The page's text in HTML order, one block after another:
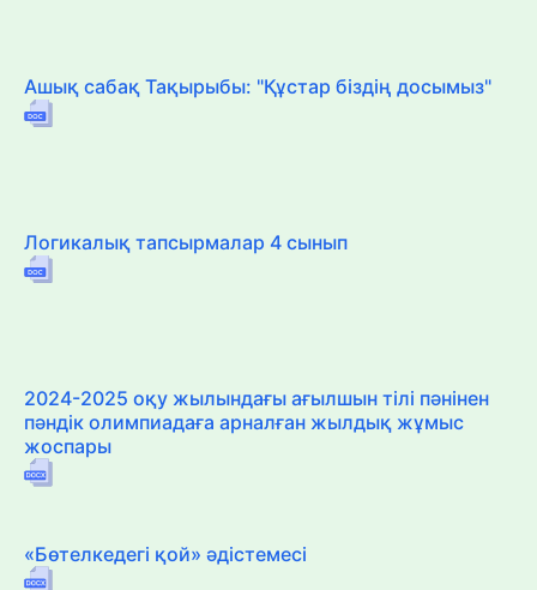
Ашық сабақ Тақырыбы: "Құстар біздің досымыз"
Логикалық тапсырмалар 4 сынып
2024-2025 оқу жылындағы ағылшын тілі пәнінен
пәндік олимпиадаға арналған жылдық жұмыс
жоспары
«Бөтелкедегі қой» әдістемесі